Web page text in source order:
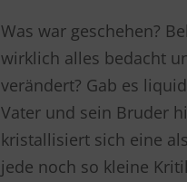
Was war geschehen?
wirklich alles bedacht
verändert? Gab es
Vater und sein Bruder
kristallisiert sich eine
jede noch so kleine